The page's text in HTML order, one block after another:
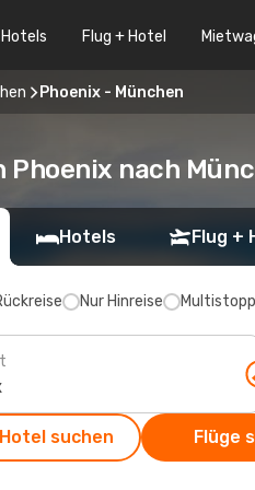
Hotels Flug + Hotel
Phoenix - München
Phoenix nach
Hotels Flug +
Nur Hinreise Multistopp
suchen Flüge